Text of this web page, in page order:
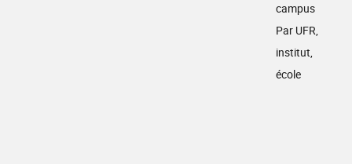
campus
Par UFR,
institut,
école